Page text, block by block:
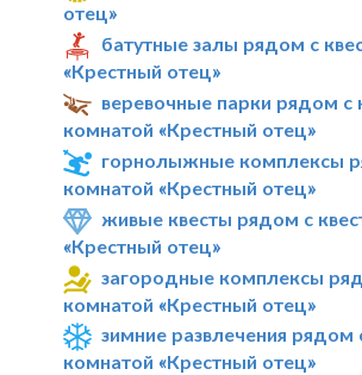
отец»
батутные залы рядом с
«Крестный отец»
веревочные парки рядом с
комнатой «Крестный отец»
горнолыжные комплексы
комнатой «Крестный отец»
живые квесты рядом с
«Крестный отец»
загородные комплексы
комнатой «Крестный отец»
зимние развлечения рядом
комнатой «Крестный отец»